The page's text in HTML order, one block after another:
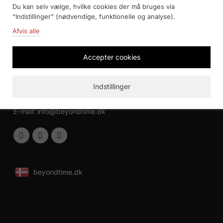
Du kan selv vælge, hvilke cookies der må bruges via
“Indstillinger” (nødvendige, funktionelle og analyse).
Afvis alle
Indstillinger
Accepter cookies
Beyond Time / TWT Interior AB
25361 Helsingborg
E-mail:info@beyondtime.dk
beyondtime.dk